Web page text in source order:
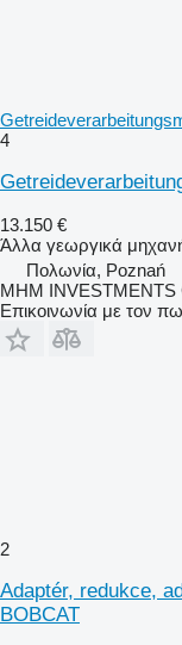
4
13.150 €
Άλλα γεωργικά
Πολωνία, Poznań
MHM INVESTMENTS
Επικοινωνία με τον
2
Adaptér, redukce,
BOBCAT